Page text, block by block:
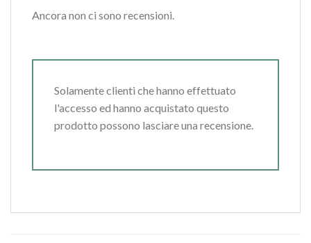
Ancora non ci sono recensioni.
Solamente clienti che hanno effettuato
l'accesso ed hanno acquistato questo
prodotto possono lasciare una recensione.